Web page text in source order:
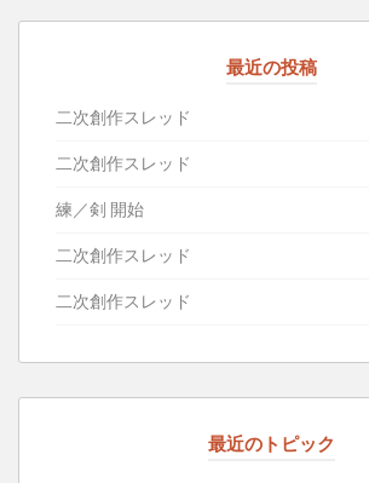
最近の投稿
二次創作スレッド
二次創作スレッド
練／剣 開始
二次創作スレッド
二次創作スレッド
最近のトピック